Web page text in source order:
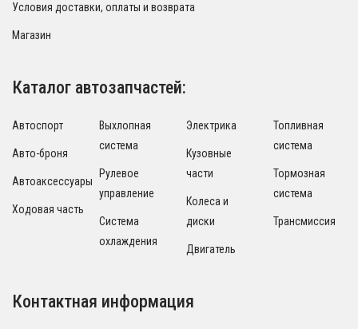
Условия доставки, оплаты и возврата
Магазин
Каталог автозапчастей:
Автоспорт
Авто-броня
Автоаксессуары
Ходовая часть
Выхлопная
система
Рулевое
управление
Система
охлаждения
Электрика
Кузовные
части
Колеса и
диски
Двигатель
Топливная
система
Тормозная
система
Трансмиссия
Контактная информация